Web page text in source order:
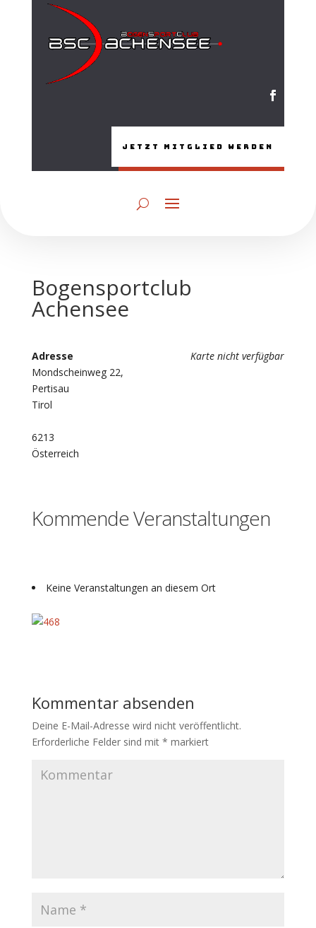
Jetzt Mitglied werden
Bogensportclub
Achensee
Karte nicht verfügbar
Adresse
Mondscheinweg 22,
Pertisau
Tirol
6213
Österreich
Kommende Veranstaltungen
Keine Veranstaltungen an diesem Ort
Kommentar absenden
Deine E-Mail-Adresse wird nicht veröffentlicht.
Erforderliche Felder sind mit * markiert